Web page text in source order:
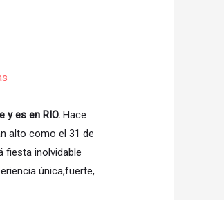
y es en RIO. Hace
alto como el 31 de
fiesta inolvidable
única,fuerte,